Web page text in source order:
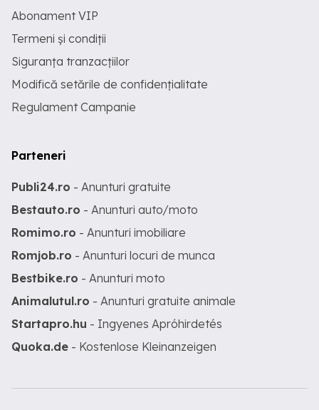
Abonament VIP
Termeni și condiții
Siguranța tranzacțiilor
Modifică setările de confidențialitate
Regulament Campanie
Parteneri
Publi24.ro - Anunturi gratuite
Bestauto.ro - Anunturi auto/moto
Romimo.ro - Anunturi imobiliare
Romjob.ro - Anunturi locuri de munca
Bestbike.ro - Anunturi moto
Animalutul.ro - Anunturi gratuite animale
Startapro.hu - Ingyenes Apróhirdetés
Quoka.de - Kostenlose Kleinanzeigen